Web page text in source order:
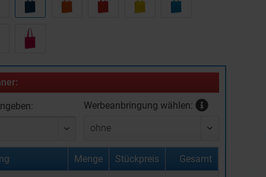
Werbeanbringung wählen:
Menge Stückpreis Gesamt